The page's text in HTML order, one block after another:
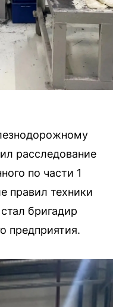
расследование
по части 1
правил техники
бригадир
предприятия.